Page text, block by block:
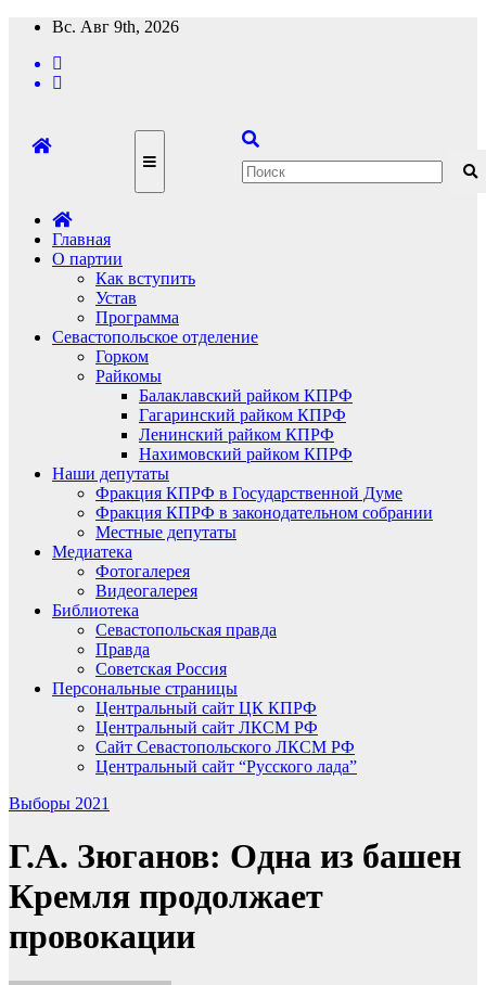
Перейти
содержимому
Вс. Авг 9th, 2026
Главная
О партии
Как вступить
Устав
Программа
Севастопольское отделение
Горком
Райкомы
Балаклавский райком КПРФ
Гагаринский райком КПРФ
Ленинский райком КПРФ
Нахимовский райком КПРФ
Наши депутаты
Фракция КПРФ в Государственной Думе
Фракция КПРФ в законодательном собрании
Местные депутаты
Медиатека
Фотогалерея
Видеогалерея
Библиотека
Севастопольская правда
Правда
Советская Россия
Персональные страницы
Центральный сайт ЦК КПРФ
Центральный сайт ЛКСМ РФ
Сайт Севастопольского ЛКСМ РФ
Центральный сайт “Русского лада”
Выборы 2021
Г.А. Зюганов: Одна из башен
Кремля продолжает
провокации